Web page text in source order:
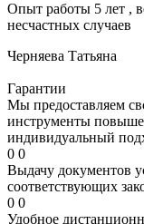
Опыт работы 5 лет ,
несчастных случаев
Черняева Татьяна
Гарантии
Мы предоставляем
инструменты
индивидуальный
0 0
Выдачу документов
соответствующих
0 0
Удобное